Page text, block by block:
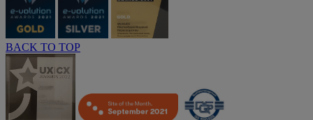
BACK TO TOP